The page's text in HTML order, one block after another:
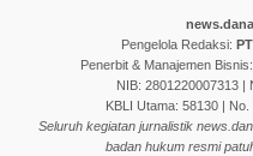
Pengelola Redaksi:
Penerbit & Manajemen Bisnis:
NIB: 2801220007313 |
KBLI Utama: 58130 |
Seluruh kegiatan jurnalistik
badan hukum resmi